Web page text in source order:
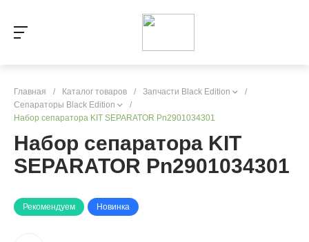
Главная / Каталог товаров / Запчасти Black Edition
/
Сепараторы Black Edition
/
Набор сепаратора KIT SEPARATOR Pn2901034301
Набор сепаратора KIT
SEPARATOR Pn2901034301
Рекомендуем Новинка